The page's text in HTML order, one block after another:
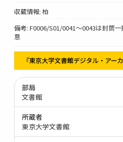
収蔵情報: 柏
備考: F0006/S01/0041～0043は封筒
意
『東京大学文書館デジタル・アー
部局
文書館
所蔵者
東京大学文書館